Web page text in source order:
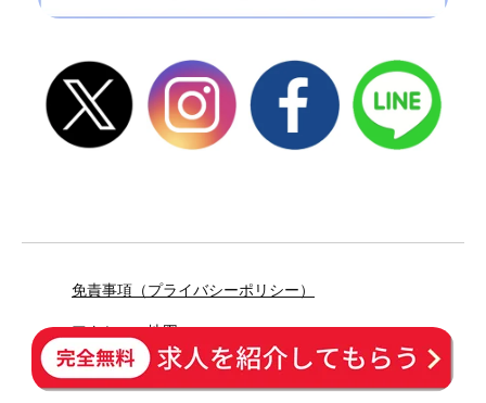
免責事項（プライバシーポリシー）
アクセス・地図
お問い合わせ